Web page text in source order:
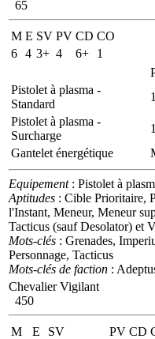
65
M E SV PV CD CO
6 4 3+ 4 6+
1
Pistolet à plasma -
Standard
Pistolet à plasma -
Surcharge
Gantelet énergétique
Equipement: Pistolet à
Aptitudes : Cible Prioritaire,
l'Instant, Meneur, Meneur
Tacticus (sauf Desolator) et
Mots-clés : Grenades,
Personnage, Tacticus
Mots-clés de faction :
Chevalier Vigilant
450
M E SV PV CD